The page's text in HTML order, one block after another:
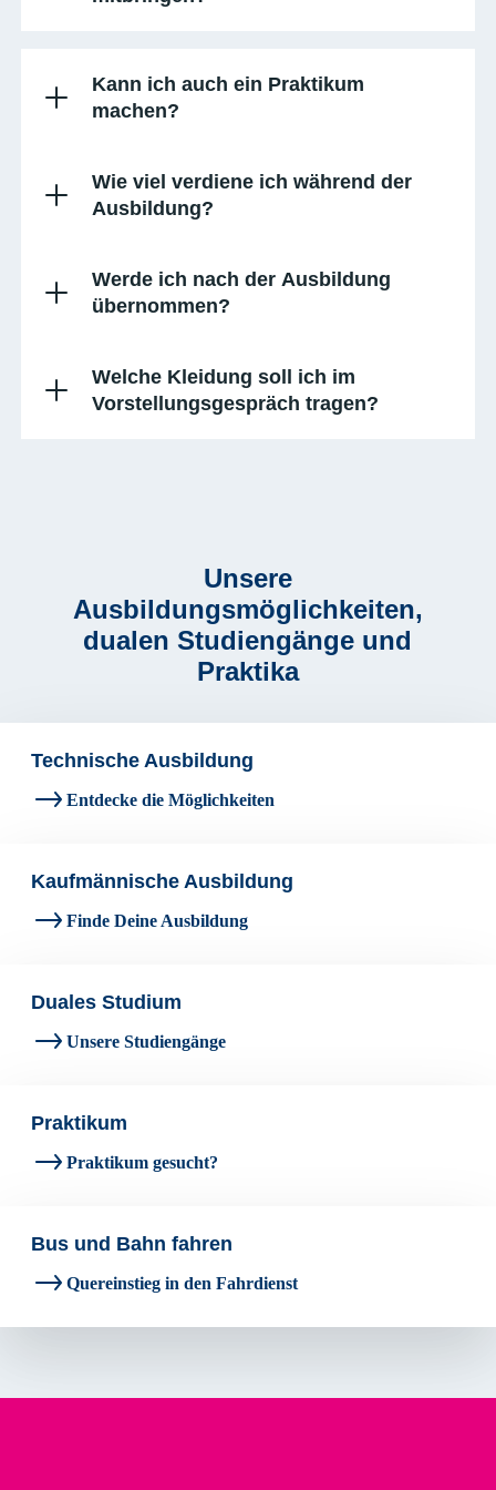
Kann ich auch ein Praktikum
machen?
Wie viel verdiene ich während der
Ausbildung?
Werde ich nach der Ausbildung
übernommen?
Welche Kleidung soll ich im
Vorstellungsgespräch tragen?
Unsere
Ausbildungsmöglichkeiten,
dualen Studiengänge und
Praktika
Technische Ausbildung
Entdecke die Möglichkeiten
Kaufmännische Ausbildung
Finde Deine Ausbildung
Duales Studium
Unsere Studiengänge
Praktikum
Praktikum gesucht?
Bus und Bahn fahren
Quereinstieg in den Fahrdienst